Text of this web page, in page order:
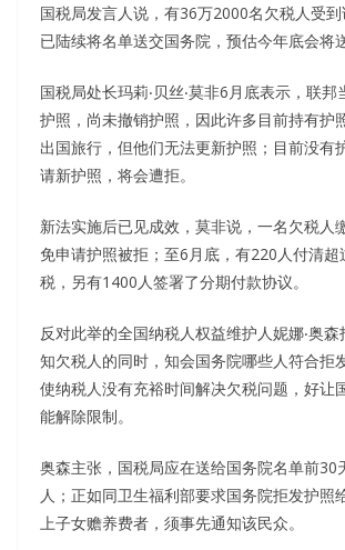
国税局发言人说，有36万2000名欠税人受
已陆续将名单送交国务院，预估今年底会将
国税局处长玛莉‧贝丝‧莫非6月底表示，联
护照，尚未撤销护照，因此许多目前持有护
出国旅行，但他们无法更新护照；目前没有
请新护照，将会遭拒。
新法实施后已见成效，莫非说，一名欠税人
免申请护照被拒；至6月底，有220人付清超
税，另有1400人签署了分期付款协议。
反对此举的全国纳税人权益维护人妮娜‧奥
知欠税人的同时，知会国务院哪些人符合拒
使纳税人没有充裕时间解决欠税问题，好让
能解除限制。
奥森主张，国税局应在送给国务院名单前30
人；正如同卫生福利部要求国务院拒发护照
上子女赡养费者，须事先通知该民众。